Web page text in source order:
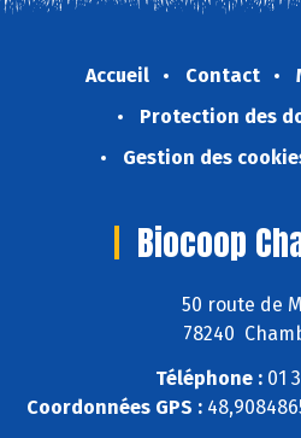
Accueil Contact
Protection des
Gestion des
Biocoop
50 route de
78240
Téléphone :01
Coordonnées GPS :